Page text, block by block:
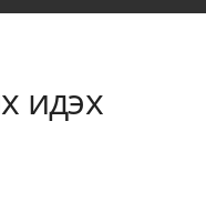
идэх